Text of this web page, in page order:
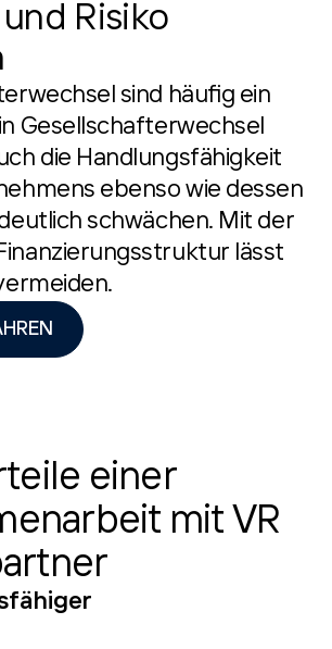
Risiko
sind häufig ein
Gesellschafterwechsel
die Handlungsfähigkeit
ebenso wie dessen
schwächen. Mit der
lässt
einer
mit VR